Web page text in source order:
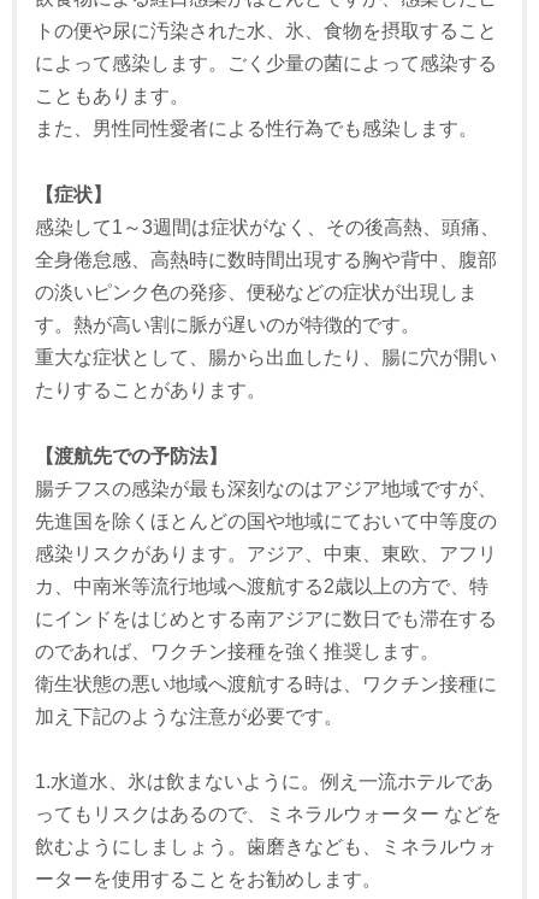
トの便や尿に汚染された水、氷、食物を摂取すること
によって感染します。ごく少量の菌によって感染する
こともあります。
また、男性同性愛者による性行為でも感染します。
【症状】
感染して1～3週間は症状がなく、その後高熱、頭痛、
全身倦怠感、高熱時に数時間出現する胸や背中、腹部
の淡いピンク色の発疹、便秘などの症状が出現しま
す。熱が高い割に脈が遅いのが特徴的です。
重大な症状として、腸から出血したり、腸に穴が開い
たりすることがあります。
【渡航先での予防法】
腸チフスの感染が最も深刻なのはアジア地域ですが、
先進国を除くほとんどの国や地域にておいて中等度の
感染リスクがあります。アジア、中東、東欧、アフリ
カ、中南米等流行地域へ渡航する2歳以上の方で、特
にインドをはじめとする南アジアに数日でも滞在する
のであれば、ワクチン接種を強く推奨します。
衛生状態の悪い地域へ渡航する時は、ワクチン接種に
加え下記のような注意が必要です。
1.水道水、氷は飲まないように。例え一流ホテルであ
ってもリスクはあるので、ミネラルウォーター などを
飲むようにしましょう。歯磨きなども、ミネラルウォ
ーターを使用することをお勧めします。